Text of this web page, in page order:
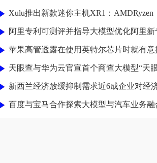
Xulu推出新款迷你主机XR1：AMDRyzen
阿里专利可测评并指导大模型优化阿里
苹果高管透露在使用英特尔芯片时就有意
天眼查与华为云官宣首个商查大模型“天
新西兰经济放缓抑制需求近6成企业对经
百度与宝马合作探索大模型与汽车业务融